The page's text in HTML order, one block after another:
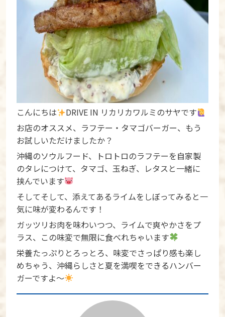
こんにちは
DRIVE IN リカリカワルミのサヤです
お店のオススメ、ラフテー・タマゴバーガー、もう
お試しいただけましたか？
沖縄のソウルフード、トロトロのラフテーを自家製
のタレにつけて、タマゴ、玉ねぎ、レタスと一緒に
挟んでいます
そしてそして、添えてあるライムをしぼってみると一
気に味が変わるんです！
ガッツリお肉を味わいつつ、ライムで爽やかさをプ
ラス、この味変で無限に食べれちゃいます
栄養たっぷりとろっとろ、味変でさっぱり感も楽し
めちゃう、沖縄らしさと夏を満喫をできるハンバー
ガーですよ～